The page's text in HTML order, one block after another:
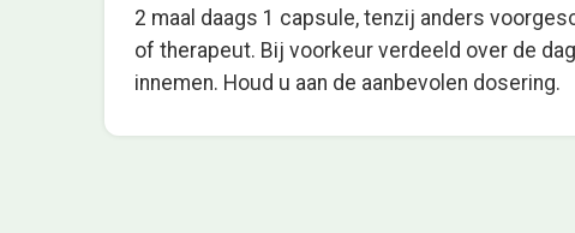
2 maal daags 1 capsule, tenzij anders
of therapeut. Bij voorkeur verdeeld over de
innemen. Houd u aan de aanbevolen dosering.